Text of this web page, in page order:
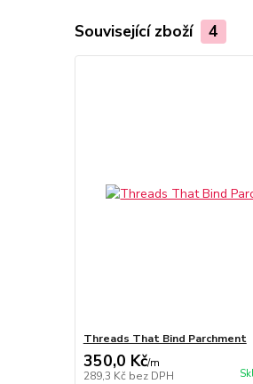
Související zboží 4
Threads That Bind Parchment
350,0 Kč/m
289,3 Kč bez DPH